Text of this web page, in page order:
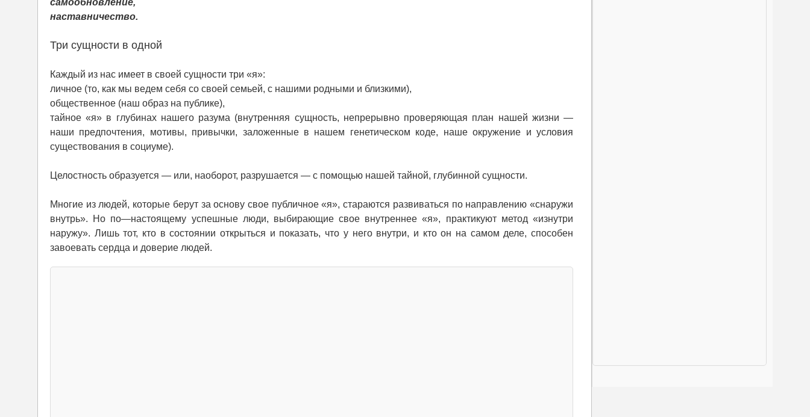
наставничество.
Три сущности в одной
Каждый из нас имеет в своей сущности три «я»:
личное (то, как мы ведем себя со своей семьей, с нашими родными и близкими),
общественное (наш образ на публике),
тайное «я» в глубинах нашего разума (внутренняя сущность, непрерывно проверяющая план нашей жизни —
наши предпочтения, мотивы, привычки, заложенные в нашем генетическом коде, наше окружение и условия
существования в социуме).
Целостность образуется — или, наоборот, разрушается — с помощью нашей тайной, глубинной сущности.
Многие из людей, которые берут за основу свое публичное «я», стараются развиваться по направлению «снаружи
внутрь». Но по—настоящему успешные люди, выбирающие свое внутреннее «я», практикуют метод «изнутри
наружу». Лишь тот, кто в состоянии открыться и показать, что у него внутри, и кто он на самом деле, способен
завоевать сердца и доверие людей.